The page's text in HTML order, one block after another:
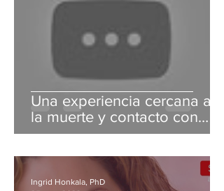
Una experiencia cercana a
la muerte y contacto con
seres de luz
Ingrid Honkala, PhD